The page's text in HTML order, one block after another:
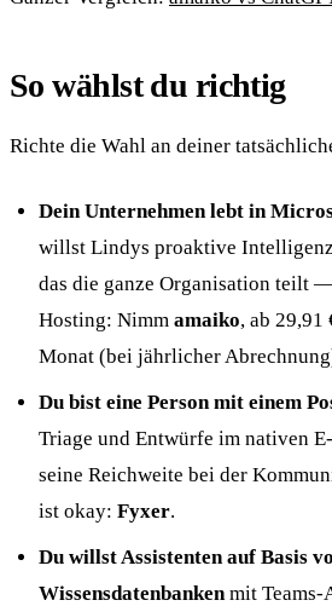
So wählst du richtig
Richte die Wahl an deiner
Dein Unternehmen lebt in
willst Lindys proaktive
das die ganze Organisation teilt
Hosting: Nimm amaiko, ab 29,91
Monat (bei jährlicher
Du bist eine Person mit einem
Triage und Entwürfe im nativen
seine Reichweite bei der
ist okay: Fyxer.
Du willst Assistenten auf Basis
Wissensdatenbankenmit Teams-